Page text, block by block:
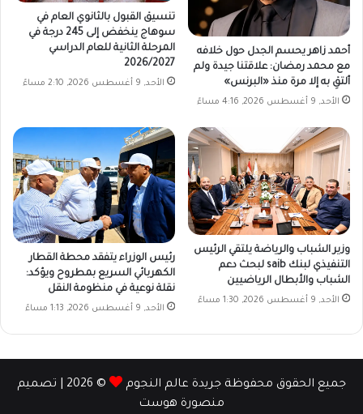
أحمد زاهر يحسم الجدل حول خلافه
مع محمد رمضان: علاقتنا جيدة ولم
ألتقِ به إلا مرة منذ «البرنس»
الأحد, 9 أغسطس 2026, 4:16 مساءً
تنسيق القبول بالثانوي العام في
سوهاج ينخفض إلى 245 درجة في
المرحلة الثانية للعام الدراسي
2026/2027
الأحد, 9 أغسطس 2026, 2:10 مساءً
وزير الشباب والرياضة يلتقي الرئيس
التنفيذي لبنك saib لبحث دعم
الشباب والأبطال الرياضيين
الأحد, 9 أغسطس 2026, 1:30 مساءً
رئيس الوزراء يتفقد محطة القطار
الكهربائي السريع بمطروح ويؤكد:
نقلة نوعية في منظومة النقل
الأحد, 9 أغسطس 2026, 1:13 مساءً
جميع الحقوق محفوظة جريدة عالم النجوم
© 2026 | تصميم
منصورة هوست